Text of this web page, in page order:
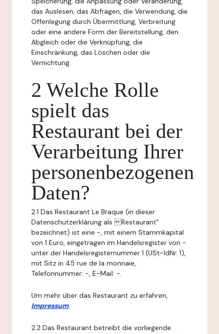
das Auslesen, das Abfragen, die Verwendung, die
Offenlegung durch Übermittlung, Verbreitung
oder eine andere Form der Bereitstellung, den
Abgleich oder die Verknüpfung, die
Einschränkung, das Löschen oder die
Vernichtung.
2 Welche Rolle
spielt das
Restaurant bei der
Verarbeitung Ihrer
personenbezogenen
Daten?
2.1 Das Restaurant Le Braque (in dieser
Datenschutzerklärung als Restaurant"
bezeichnet) ist eine -, mit einem Stammkapital
von 1 Euro, eingetragen im Handelsregister von -
unter der Handelsregisternummer 1 (USt-IdNr. 1),
mit Sitz in 45 rue de la monnaie,
Telefonnummer: -, E-Mail: -.
Um mehr über das Restaurant zu erfahren,
Impressum.
2.2 Das Restaurant betreibt die vorliegende